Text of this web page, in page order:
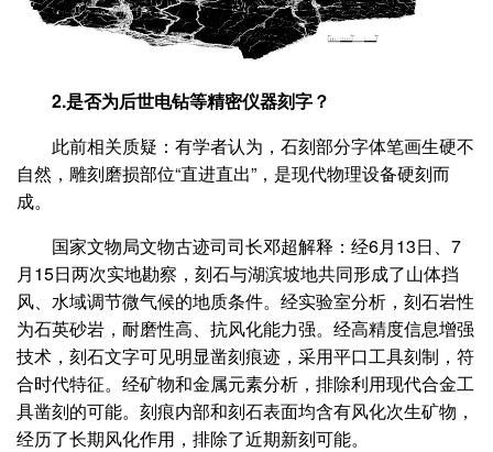
2.是否为后世电钻等精密仪器刻字？
此前相关质疑：有学者认为，石刻部分字体笔画生硬不
自然，雕刻磨损部位“直进直出”，是现代物理设备硬刻而
成。
国家文物局文物古迹司司长邓超解释：经6月13日、7
月15日两次实地勘察，刻石与湖滨坡地共同形成了山体挡
风、水域调节微气候的地质条件。经实验室分析，刻石岩性
为石英砂岩，耐磨性高、抗风化能力强。经高精度信息增强
技术，刻石文字可见明显凿刻痕迹，采用平口工具刻制，符
合时代特征。经矿物和金属元素分析，排除利用现代合金工
具凿刻的可能。刻痕内部和刻石表面均含有风化次生矿物，
经历了长期风化作用，排除了近期新刻可能。